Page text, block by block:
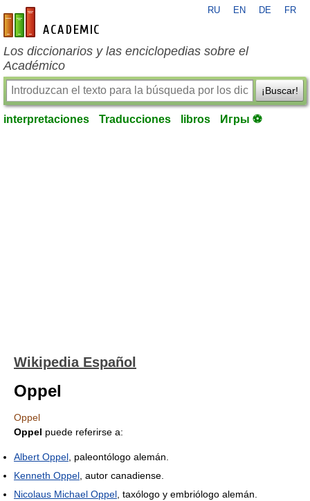
es-academic.com
RU EN DE FR
Los diccionarios y las enciclopedias sobre el
Académico
¡Buscar!
interpretaciones Traducciones libros Игры ⚽
Wikipedia Español
Oppel
Oppel
Oppel puede referirse a:
Albert Oppel , paleontólogo alemán.
Kenneth Oppel , autor canadiense.
Nicolaus Michael Oppel , taxólogo y embriólogo alemán.